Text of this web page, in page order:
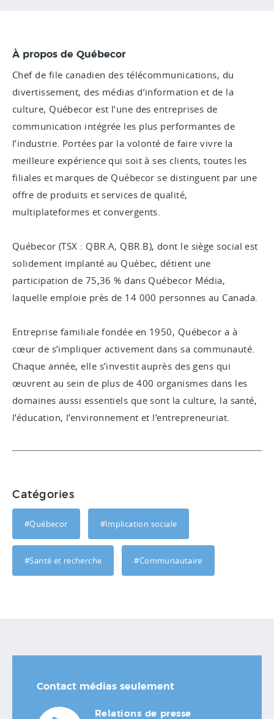
À propos de Québecor
Chef de file canadien des télécommunications, du
divertissement, des médias d’information et de la
culture, Québecor est l’une des entreprises de
communication intégrée les plus performantes de
l’industrie. Portées par la volonté de faire vivre la
meilleure expérience qui soit à ses clients, toutes les
filiales et marques de Québecor se distinguent par une
offre de produits et services de qualité,
multiplateformes et convergents.
Québecor (TSX : QBR.A, QBR.B), dont le siège social est
solidement implanté au Québec, détient une
participation de 75,36 % dans Québecor Média,
laquelle emploie près de 14 000 personnes au Canada.
Entreprise familiale fondée en 1950, Québecor a à
cœur de s’impliquer activement dans sa communauté.
Chaque année, elle s’investit auprès des gens qui
œuvrent au sein de plus de 400 organismes dans les
domaines aussi essentiels que sont la culture, la santé,
l’éducation, l’environnement et l’entrepreneuriat.
Catégories
#Québecor #Implication sociale
#Santé et recherche #Communautaire
Contact médias seulement
Relations de presse